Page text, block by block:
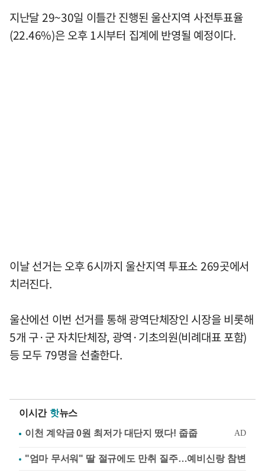
지난달 29~30일 이틀간 진행된 울산지역 사전투표율
(22.46%)은 오후 1시부터 집계에 반영될 예정이다.
이날 선거는 오후 6시까지 울산지역 투표소 269곳에서
치러진다.
울산에선 이번 선거를 통해 광역단체장인 시장을 비롯해
5개 구·군 자치단체장, 광역·기초의원(비례대표 포함)
등 모두 79명을 선출한다.
이시간 핫뉴스
"엄마 무서워" 딸 절규에도 만취 질주…예비신랑 참변